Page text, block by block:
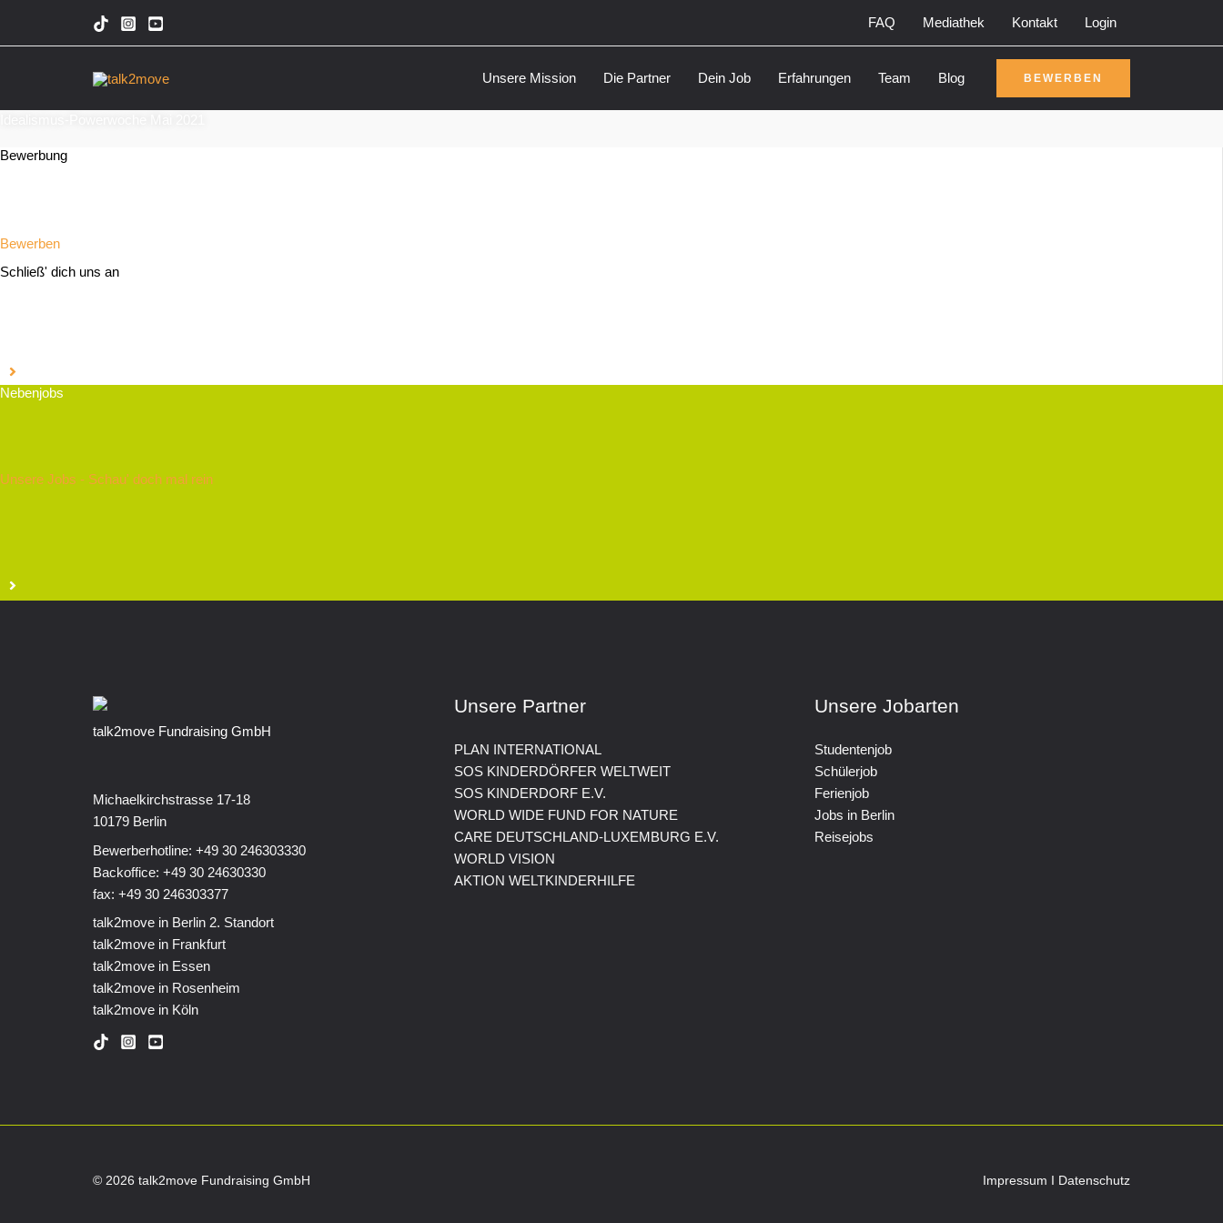
FAQ Mediathek Kontakt Login
Unsere Mission Die Partner Dein Job Erfahrungen Team Blog BEWERBEN
Bewerbung
Bewerben
Schließ' dich uns an
Nebenjobs
Unsere Jobs - Schau' doch mal rein
talk2move Fundraising GmbH
Michaelkirchstrasse 17-18
10179 Berlin
Bewerberhotline: +49 30 246303330
Backoffice: +49 30 24630330
fax: +49 30 246303377
talk2move in Berlin 2. Standort
talk2move in Frankfurt
talk2move in Essen
talk2move in Rosenheim
talk2move in Köln
Unsere Partner
PLAN INTERNATIONAL
SOS KINDERDÖRFER WELTWEIT
SOS KINDERDORF E.V.
WORLD WIDE FUND FOR NATURE
CARE DEUTSCHLAND-LUXEMBURG E.V.
WORLD VISION
AKTION WELTKINDERHILFE
Unsere Jobarten
Studentenjob
Schülerjob
Ferienjob
Jobs in Berlin
Reisejobs
© 2026 talk2move Fundraising GmbH Impressum I Datenschutz